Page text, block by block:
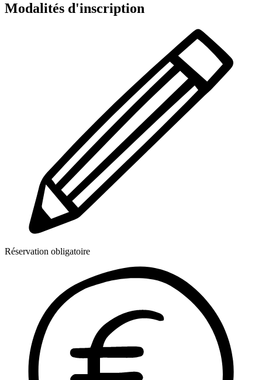
Modalités d'inscription
Réservation obligatoire